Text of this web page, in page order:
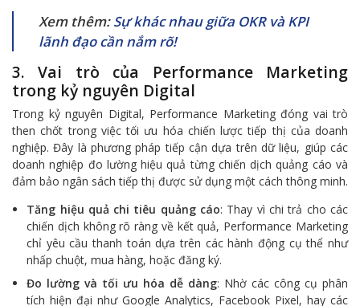
Xem thêm:Sự khác nhau giữa OKR và KPI
lãnh đạo cần nắm rõ!
3. Vai trò của Performance Marketing
trong kỷ nguyên Digital
Trong kỷ nguyên Digital, Performance Marketing đóng vai trò
then chốt trong việc tối ưu hóa chiến lược tiếp thị của doanh
nghiệp. Đây là phương pháp tiếp cận dựa trên dữ liệu, giúp các
doanh nghiệp đo lường hiệu quả từng chiến dịch quảng cáo và
đảm bảo ngân sách tiếp thị được sử dụng một cách thông minh.
Tăng hiệu quả chi tiêu quảng cáo: Thay vì chi trả cho các
chiến dịch không rõ ràng về kết quả, Performance Marketing
chỉ yêu cầu thanh toán dựa trên các hành động cụ thể như
nhấp chuột, mua hàng, hoặc đăng ký.
Đo lường và tối ưu hóa dễ dàng: Nhờ các công cụ phân
tích hiện đại như Google Analytics, Facebook Pixel, hay các